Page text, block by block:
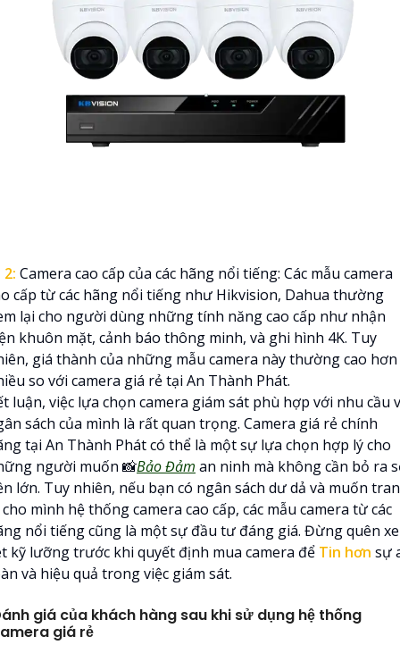
2: Camera cao cấp của các hãng nổi tiếng: Các mẫu camera
cấp từ các hãng nổi tiếng như Hikvision, Dahua thường
lại cho người dùng những tính năng cao cấp như nhận
khuôn mặt, cảnh báo thông minh, và ghi hình 4K. Tuy
giá thành của những mẫu camera này thường cao hơn
so với camera giá rẻ tại An Thành Phát.
luận, việc lựa chọn camera giám sát phù hợp với nhu cầu
sách của mình là rất quan trọng. Camera giá rẻ chính
tại An Thành Phát có thể là một sự lựa chọn hợp lý cho
người muốn 📸Bảo Đảm an ninh mà không cần bỏ ra
lớn. Tuy nhiên, nếu bạn có ngân sách dư dả và muốn
mình hệ thống camera cao cấp, các mẫu camera từ các
nổi tiếng cũng là một sự đầu tư đáng giá. Đừng quên
kỹ lưỡng trước khi quyết định mua camera để Tin hơn sự
và hiệu quả trong việc giám sát.
giá của khách hàng sau khi sử dụng hệ thống
giá rẻ